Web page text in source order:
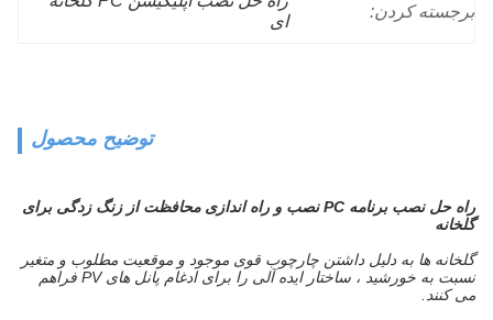
برجسته کردن:
ای
توضیح محصول
راه حل نصب برنامه PC نصب و راه اندازی محافظت از زنگ زدگی برای
گلخانه
گلخانه ها به دلیل داشتن چارچوب قوی موجود و موقعیت مطلوب و متغیر
نسبت به خورشید ، ساختار ایده آلی را برای ادغام پانل های PV فراهم
می کنند.